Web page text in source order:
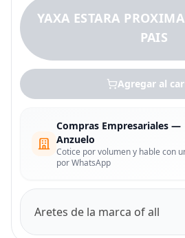
YAXA ESTARA
PAIS
Agregar al
Compras Empresariales —
Anzuelo
Cotice por volumen y hable con
por WhatsApp
Aretes de la marca of all